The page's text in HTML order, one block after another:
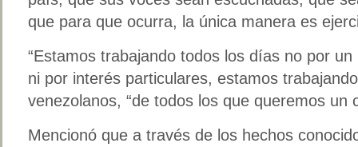
que para que ocurra, la única manera es
“Estamos trabajando todos los días no por
ni por interés particulares, estamos
venezolanos, “de todos los que queremos un
Mencionó que a través de los hechos